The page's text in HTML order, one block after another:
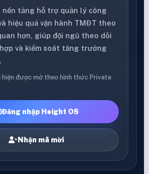
nền tảng hỗ trợ quản lý công
hiệu quả vận hành TMĐT theo
hơn, giúp đội ngũ theo dõi
và kiểm soát tăng trưởng
hiện được mở theo hình thức Private
Đăng nhập Height OS
Nhận mã mời